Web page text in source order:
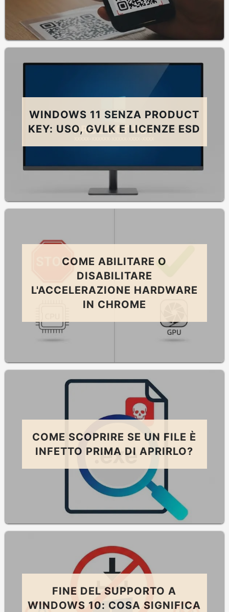
WINDOWS 11 SENZA PRODUCT
KEY: USO, GVLK E LICENZE ESD
COME ABILITARE O
DISABILITARE
L'ACCELERAZIONE HARDWARE
IN CHROME
COME SCOPRIRE SE UN FILE È
INFETTO PRIMA DI APRIRLO?
FINE DEL SUPPORTO A
WINDOWS 10: COSA SIGNIFICA